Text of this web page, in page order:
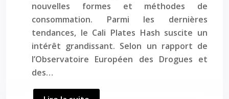
nouvelles formes et méthodes de
consommation. Parmi les dernières
tendances, le Cali Plates Hash suscite un
intérêt grandissant. Selon un rapport de
l’Observatoire Européen des Drogues et
des…